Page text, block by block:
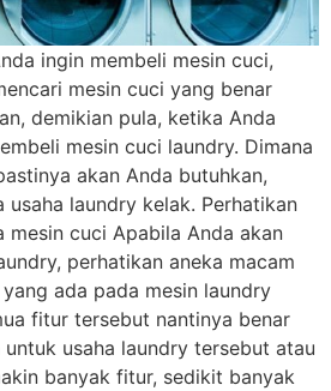
ingin membeli mesin cuci,
mesin cuci yang benar
demikian pula, ketika Anda
mesin cuci laundry. Dimana
akan Anda butuhkan,
usaha laundry kelak. Perhatikan
cuci Apabila Anda akan
perhatikan aneka macam
ada pada mesin laundry
fitur tersebut nantinya benar
usaha laundry tersebut atau
banyak fitur, sedikit banyak